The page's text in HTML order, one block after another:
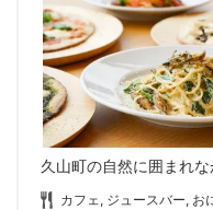
久山町の自然に囲まれ
カフェ, ジュースバー, お